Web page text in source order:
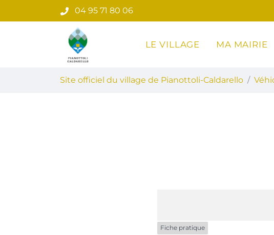
au
04 95 71 80 06
Site officiel du village de Pianottoli-
LE VILLAGE MA MAIRIE
Site officiel du village de Pianottoli-Caldarello
Fiche pratique